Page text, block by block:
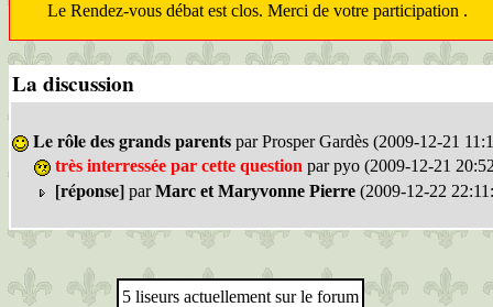
Le Rendez-vous débat est clos. Merci de votre participation .
La discussion
Le rôle des grands parents par Prosper Gardès (2009-12-21
très interressée par cette question par pyo (2009-12-21
[réponse] parMarc et Maryvonne Pierre (2009-12-22
5 liseurs actuellement sur le forum